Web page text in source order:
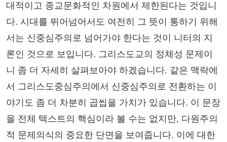
대적이고 종교문화적인 차원에서 제한된다는 것입니
다. 시대를 뛰어넘어서도 여전히 그 뜻이 통하기 위해
서는 신중심주의로 넘어가야 한다는 것이 니터의 지
론인 것으로 보입니다. 그리스도교의 정체성 문제이
니 좀 더 자세히 살펴보아야 하겠습니다. 같은 맥락에
서 그리스도중심주의에서 신중심주의로 전환하는 이
야기도 좀 더 차분히 곱씹을 가치가 있습니다. 이 문장
을 전체 텍스트의 핵심이라 볼 수는 없지만, 다원주의
적 문제의식의 중요한 단면을 보여줍니다. 이에 대한